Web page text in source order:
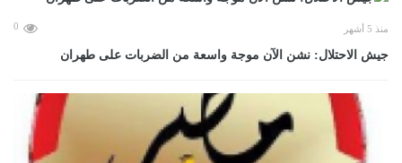
منذ 5 أشهر 0
جيش الاحتلال: نشن الآن موجة واسعة من الضربات على طهران